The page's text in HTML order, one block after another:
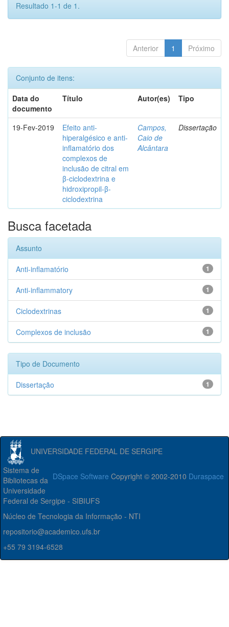
Resultado 1-1 de 1.
Anterior 1 Próximo
Conjunto de itens:
Data do
documento
Título Autor(es) Tipo
19-Fev-2019
Efeito anti-
hiperalgésico e anti-
inflamatório dos
complexos de
inclusão de citral em
β-ciclodextrina e
hidroxipropil-β-
ciclodextrina
Campos,
Caio de
Alcântara
Dissertação
Busca facetada
Assunto
1
Anti-inflamatório
1
Anti-inflammatory
1
Ciclodextrinas
1
Complexos de inclusão
Tipo de Documento
1
Dissertação
UNIVERSIDADE FEDERAL DE SERGIPE
DSpace Software Copyright © 2002-2010 Duraspace
Sistema de
Bibliotecas da
Universidade
Federal de Sergipe - SIBIUFS
Núcleo de Tecnologia da Informação - NTI
repositorio@academico.ufs.br
+55 79 3194-6528